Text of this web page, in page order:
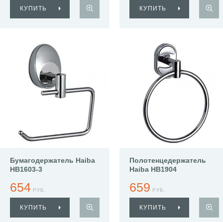
КУПИТЬ КУПИТЬ
Бумагодержатель Haiba
HB1603-3
654 РУБ.
КУПИТЬ
Полотенцедержатель
Haiba HB1904
659 РУБ.
КУПИТЬ